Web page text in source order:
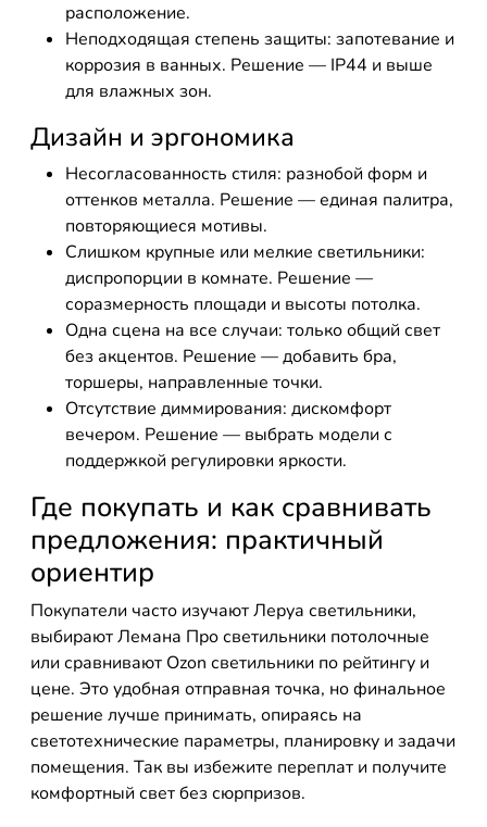
расположение.
Неподходящая степень защиты: запотевание и
коррозия в ванных. Решение — IP44 и выше
для влажных зон.
Дизайн и эргономика
Несогласованность стиля: разнобой форм и
оттенков металла. Решение — единая палитра,
повторяющиеся мотивы.
Слишком крупные или мелкие светильники:
диспропорции в комнате. Решение —
соразмерность площади и высоты потолка.
Одна сцена на все случаи: только общий свет
без акцентов. Решение — добавить бра,
торшеры, направленные точки.
Отсутствие диммирования: дискомфорт
вечером. Решение — выбрать модели с
поддержкой регулировки яркости.
Где покупать и как сравнивать
предложения: практичный
ориентир
Покупатели часто изучают Леруа светильники,
выбирают Лемана Про светильники потолочные
или сравнивают Ozon светильники по рейтингу и
цене. Это удобная отправная точка, но финальное
решение лучше принимать, опираясь на
светотехнические параметры, планировку и задачи
помещения. Так вы избежите переплат и получите
комфортный свет без сюрпризов.